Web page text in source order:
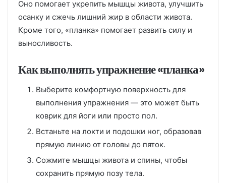
Оно помогает укрепить мышцы живота, улучшить
осанку и сжечь лишний жир в области живота.
Кроме того, «планка» помогает развить силу и
выносливость.
Как выполнять упражнение «планка»
Выберите комфортную поверхность для
выполнения упражнения — это может быть
коврик для йоги или просто пол.
Встаньте на локти и подошки ног, образовав
прямую линию от головы до пяток.
Сожмите мышцы живота и спины, чтобы
сохранить прямую позу тела.